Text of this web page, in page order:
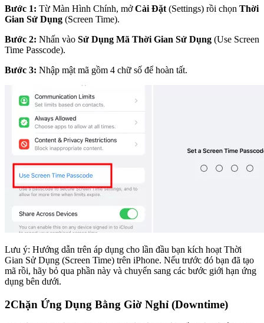
Bước 1: Từ Màn Hình Chính, mởCài Đặt (Settings) rồi chọn Thời
Gian Sử Dụng (Screen Time).
Bước 2: Nhấn vào Sử Dụng Mã Thời Gian Sử Dụng (Use Screen
Time Passcode).
Bước 3: Nhập mật mã gồm 4 chữ số để hoàn tất.
Lưu ý: Hướng dẫn trên áp dụng cho lần đầu bạn kích hoạt Thời
Gian Sử Dụng (Screen Time) trên iPhone. Nếu trước đó bạn đã tạo
mã rồi, hãy bỏ qua phần này và chuyển sang các bước giới hạn ứng
dụng bên dưới.
2Chặn Ứng Dụng Bằng Giờ Nghỉ (Downtime)